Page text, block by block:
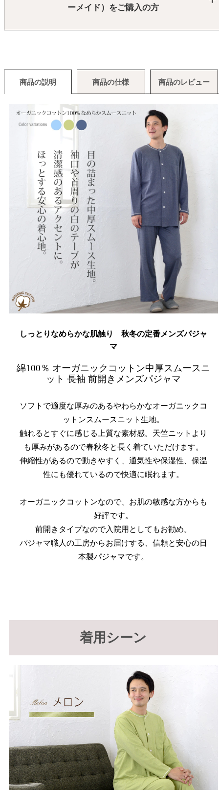
ーメイド）をご購入の方
商品の説明 商品の仕様 商品のレビュー
しっとりなめらかな肌触り 秋冬の定番メンズパジャ
マ
綿100％ オーガニックコットン中厚スムースニ
ット 長袖 前開きメンズパジャマ
ソフトで適度な厚みのあるやわらかなオーガニックコ
ットンスムースニット生地。
触れるとすぐに感じる上質な素材感。天竺ニットより
も厚みがあるので春秋冬と長く着ていただけます。
伸縮性があるので動きやすく、通気性や保湿性、保温
性にも優れているので快適に眠れます。
オーガニックコットンなので、お肌の敏感な方からも
好評です。
前開きタイプなので入院用としてもお勧め。
パジャマ職人の工房からお届けする、信頼と安心の日
本製パジャマです。
着用シーン